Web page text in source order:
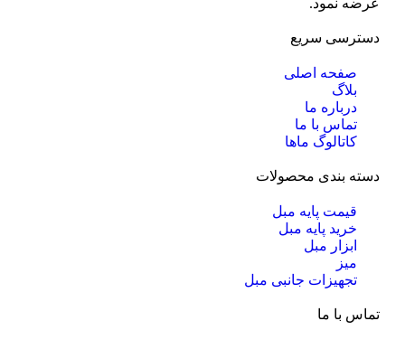
عرضه نمود.
دسترسی سریع
صفحه اصلی
بلاگ
درباره ما
تماس با ما
کاتالوگ ماها
دسته بندی محصولات
قیمت پایه مبل
خرید پایه مبل
ابزار مبل
میز
تجهیزات جانبی مبل
تماس با ما